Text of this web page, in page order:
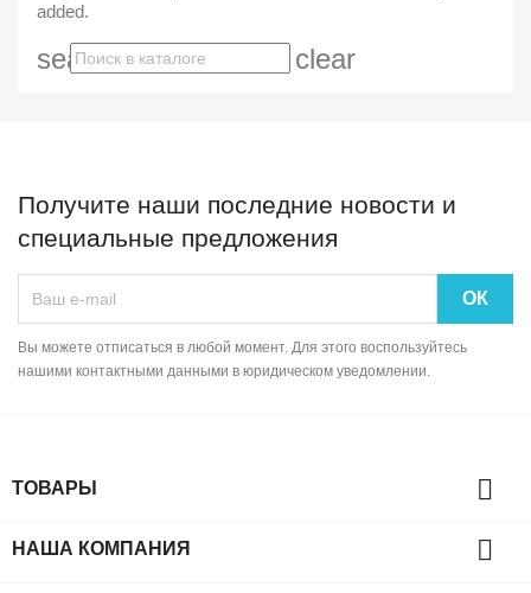
added.
search clear
Получите наши последние новости и
специальные предложения
Вы можете отписаться в любой момент. Для этого воспользуйтесь
нашими контактными данными в юридическом уведомлении.
ТОВАРЫ 
НАША КОМПАНИЯ 